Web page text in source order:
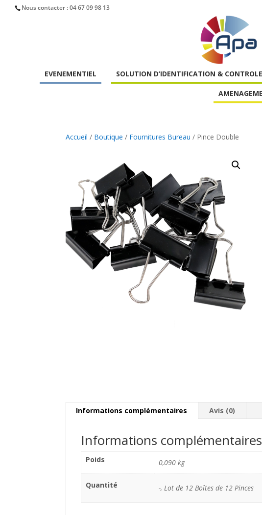
Nous contacter :04 67 09 98 13
EVENEMENTIEL SOLUTION D’IDENTIFICATION & CONTROLE
Accueil / Boutique / Fournitures Bureau / Pince Double
Informations complémentaires Avis (0)
Informations complémentaires
Poids 0,090 kg
Quantité -, Lot de 12 Boîtes de 12 Pinces